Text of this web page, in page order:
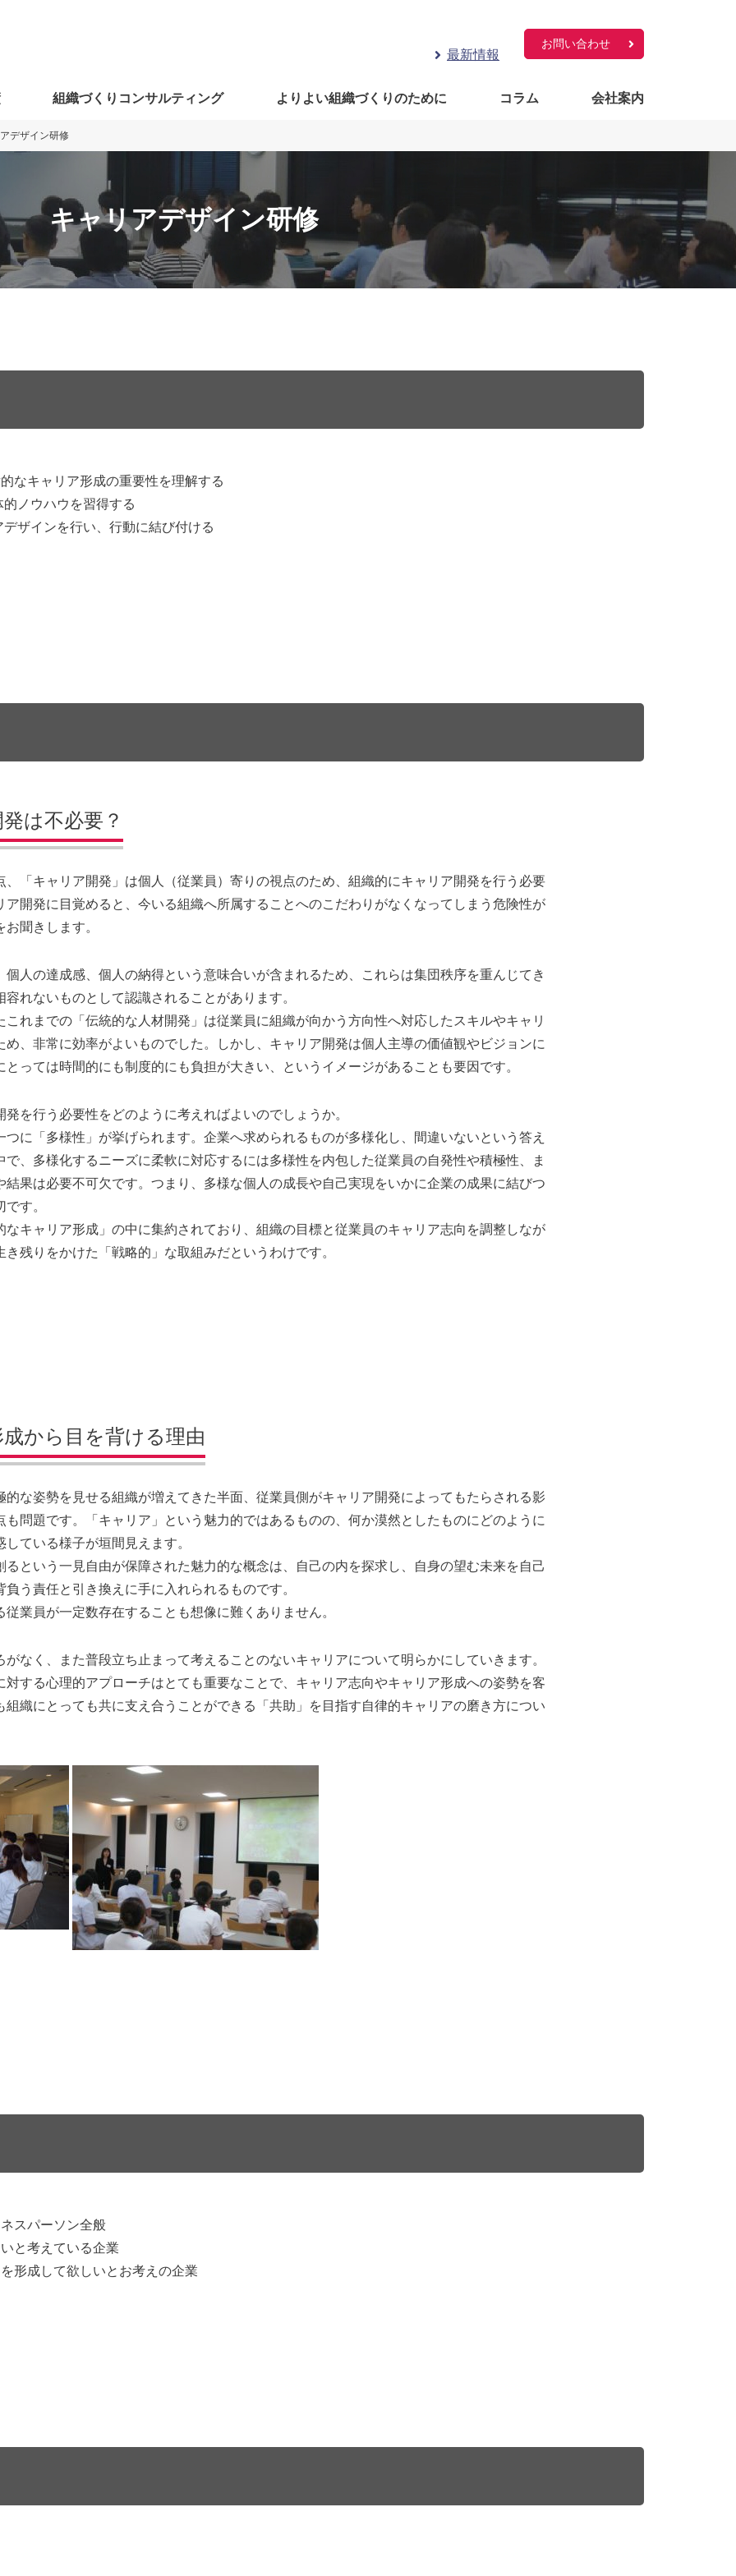
最新情報
お問い合わせ
組織づくりコンサルティング よりよい組織づくりのために コラム 会社案内
デザイン研修
キャリアデザイン研修
なキャリア形成の重要性を理解する
ノウハウを習得する
ザインを行い、行動に結び付ける
は不必要？
、「キャリア開発」は個人（従業員）寄りの視点のため、組織的にキャリア開発を行う必要
ア開発に目覚めると、今いる組織へ所属することへのこだわりがなくなってしまう危険性が
聞きします。
人の達成感、個人の納得という意味合いが含まれるため、これらは集団秩序を重んじてき
れないものとして認識されることがあります。
れまでの「伝統的な人材開発」は従業員に組織が向かう方向性へ対応したスキルやキャリ
、非常に効率がよいものでした。しかし、キャリア開発は個人主導の価値観やビジョンに
っては時間的にも制度的にも負担が大きい、というイメージがあることも要因です。
を行う必要性をどのように考えればよいのでしょうか。
に「多様性」が挙げられます。企業へ求められるものが多様化し、間違いないという答え
、多様化するニーズに柔軟に対応するには多様性を内包した従業員の自発性や積極性、ま
果は必要不可欠です。つまり、多様な個人の成長や自己実現をいかに企業の成果に結びつ
す。
なキャリア形成」の中に集約されており、組織の目標と従業員のキャリア志向を調整しなが
残りをかけた「戦略的」な取組みだというわけです。
から目を背ける理由
な姿勢を見せる組織が増えてきた半面、従業員側がキャリア開発によってもたらされる影
問題です。「キャリア」という魅力的ではあるものの、何か漠然としたものにどのように
ている様子が垣間見えます。
という一見自由が保障された魅力的な概念は、自己の内を探求し、自身の望む未来を自己
う責任と引き換えに手に入れられるものです。
業員が一定数存在することも想像に難くありません。
なく、また普段立ち止まって考えることのないキャリアについて明らかにしていきます。
する心理的アプローチはとても重要なことで、キャリア志向やキャリア形成への姿勢を客
織にとっても共に支え合うことができる「共助」を目指す自律的キャリアの磨き方につい
スパーソン全般
と考えている企業
形成して欲しいとお考えの企業